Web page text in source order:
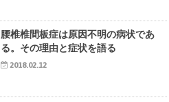
腰椎椎間板症は原因不明の病状であ
る。その理由と症状を語る
2018.02.12